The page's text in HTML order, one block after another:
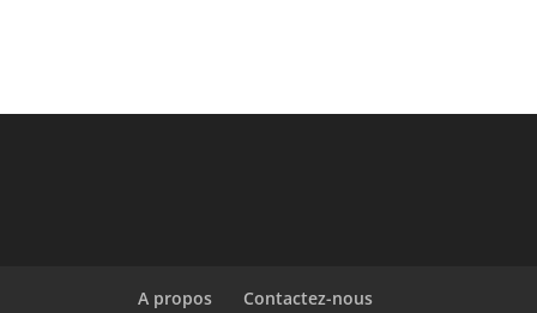
A propos Contactez-nous